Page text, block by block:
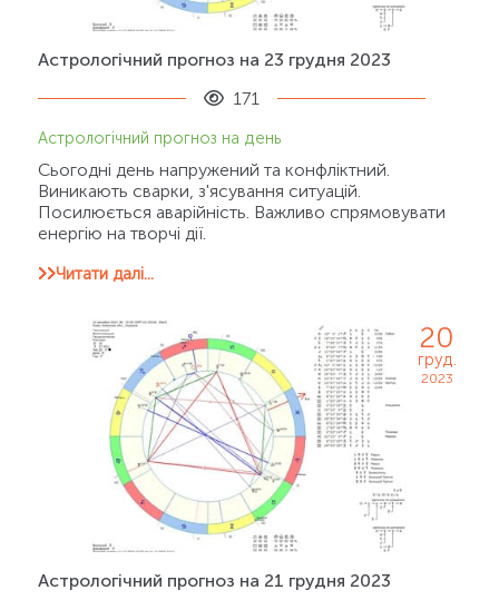
Астрологічний прогноз на 23 грудня 2023
171
Астрологічний прогноз на день
Сьогодні день напружений та конфліктний.
Виникають сварки, з'ясування ситуацій.
Посилюється аварійність. Важливо спрямовувати
енергію на творчі дії.
Читати далі...
20
груд.
2023
Астрологічний прогноз на 21 грудня 2023